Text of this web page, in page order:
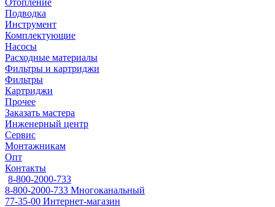
Отопление
Подводка
Инструмент
Комплектующие
Насосы
Расходные материалы
Фильтры и картриджи
Фильтры
Картриджи
Прочее
Заказать мастера
Инженерный центр
Сервис
Монтажникам
Опт
Контакты
8-800-2000-733
8-800-2000-733 Многоканальный
77-35-00 Интернет-магазин